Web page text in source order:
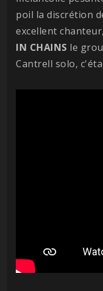
poil la discrétion
excellent
IN CHAINS le
Cantrell solo,